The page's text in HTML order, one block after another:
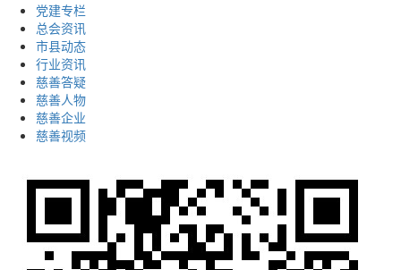
党建专栏
总会资讯
市县动态
行业资讯
慈善答疑
慈善人物
慈善企业
慈善视频